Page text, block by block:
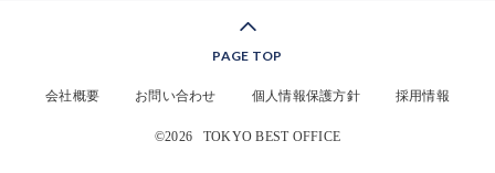
PAGE TOP
会社概要 お問い合わせ 個人情報保護方針 採用情報
©2026 TOKYO BEST OFFICE